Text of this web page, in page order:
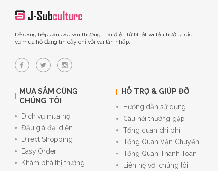
Dễ dàng tiếp cận các sàn thương mại điện tử Nhật và tận hưởng dịch
vụ mua hộ đáng tin cậy chỉ với vài lần nhấp.
MUA SẮM CÙNG
CHÚNG TÔI
Dịch vụ mua hộ
Đấu giá đại diện
Direct Shopping
Easy Order
Khám phá thị trường
HỖ TRỢ & GIÚP ĐỠ
Hướng dẫn sử dụng
Câu hỏi thường gặp
Tổng quan chi phí
Tổng Quan Vận Chuyển
Tổng Quan Thanh Toán
Liên hệ với chúng tôi